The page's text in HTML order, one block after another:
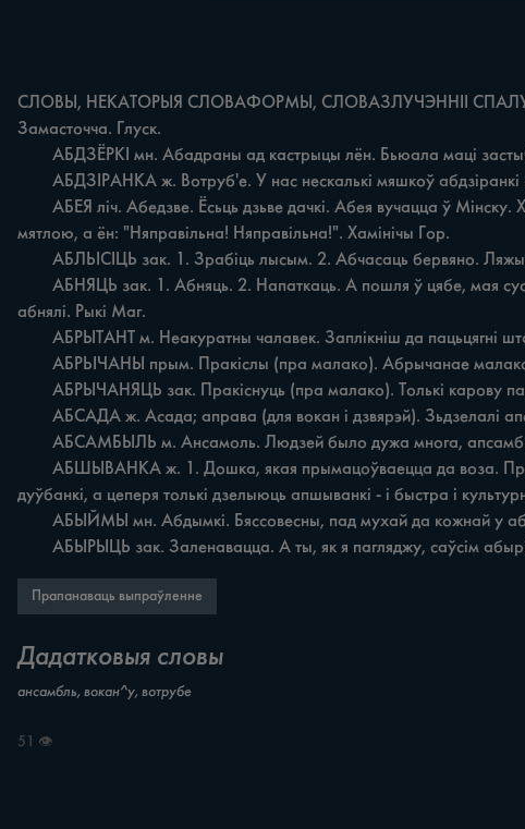
СЛОВЫ, НЕКАТОРЫЯ СЛОВАФОРМЫ, СЛОВАЗЛУЧЭННІI
Замасточча. Глуск.
мятлою, a ён: "Няправільна! Няправільна!". Хамінічы Гор.
абнялі. Рыкі Маг.
дуўбанкі, а цеперя толькі дзелыюць апшыванкі - i быстра i
АБЫРЫЦЬ зак. Заленавацца. А ты, як я пагляджу, саўсім
Прапанаваць выпраўленне
Дадатковыя словы
ансамбль, вокан^у, вотрубе
51 👁